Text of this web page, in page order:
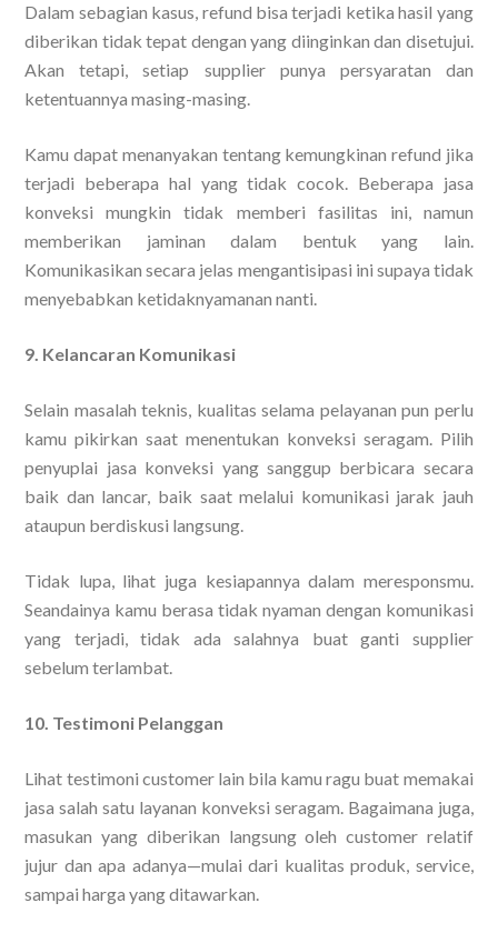
Dalam sebagian kasus, refund bisa terjadi ketika hasil yang
diberikan tidak tepat dengan yang diinginkan dan disetujui.
Akan tetapi, setiap supplier punya persyaratan dan
ketentuannya masing-masing.
Kamu dapat menanyakan tentang kemungkinan refund jika
terjadi beberapa hal yang tidak cocok. Beberapa jasa
konveksi mungkin tidak memberi fasilitas ini, namun
memberikan jaminan dalam bentuk yang lain.
Komunikasikan secara jelas mengantisipasi ini supaya tidak
menyebabkan ketidaknyamanan nanti.
9. Kelancaran Komunikasi
Selain masalah teknis, kualitas selama pelayanan pun perlu
kamu pikirkan saat menentukan konveksi seragam. Pilih
penyuplai jasa konveksi yang sanggup berbicara secara
baik dan lancar, baik saat melalui komunikasi jarak jauh
ataupun berdiskusi langsung.
Tidak lupa, lihat juga kesiapannya dalam meresponsmu.
Seandainya kamu berasa tidak nyaman dengan komunikasi
yang terjadi, tidak ada salahnya buat ganti supplier
sebelum terlambat.
10. Testimoni Pelanggan
Lihat testimoni customer lain bila kamu ragu buat memakai
jasa salah satu layanan konveksi seragam. Bagaimana juga,
masukan yang diberikan langsung oleh customer relatif
jujur dan apa adanya—mulai dari kualitas produk, service,
sampai harga yang ditawarkan.